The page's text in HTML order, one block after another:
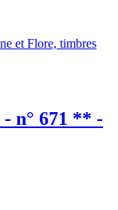
n° 671 ** -